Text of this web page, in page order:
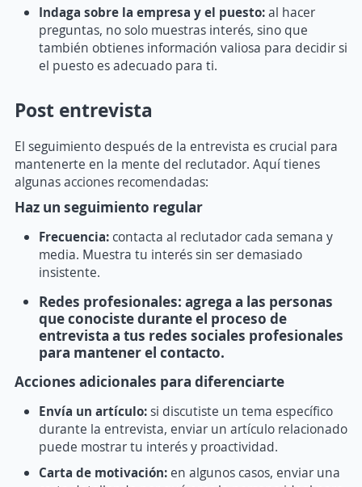
Indaga sobre la empresa y el puesto:al hacer
preguntas, no solo muestras interés, sino que
también obtienes información valiosa para decidir si
el puesto es adecuado para ti.
Post entrevista
El seguimiento después de la entrevista es crucial para
mantenerte en la mente del reclutador. Aquí tienes
algunas acciones recomendadas:
Haz un seguimiento regular
Frecuencia: contacta al reclutador cada semana y
media. Muestra tu interés sin ser demasiado
insistente.
Redes profesionales: agrega a las personas
que conociste durante el proceso de
entrevista a tus redes sociales profesionales
para mantener el contacto.
Acciones adicionales para diferenciarte
Envía un artículo:si discutiste un tema específico
durante la entrevista, enviar un artículo relacionado
puede mostrar tu interés y proactividad.
Carta de motivación: en algunos casos, enviar una